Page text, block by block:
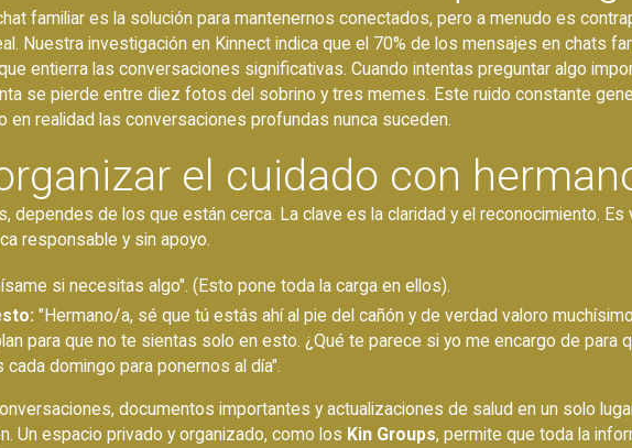
familiar es la solución para mantenernos conectados, pero a menudo es
Nuestra investigación en Kinnect indica que el 70% de los mensajes en chats
entierra las conversaciones significativas. Cuando intentas preguntar algo
se pierde entre diez fotos del sobrino y tres memes. Este ruido constante
en realidad las conversaciones profundas nunca suceden.
el cuidado con
dependes de los que están cerca. La clave es la claridad y el reconocimiento.
responsable y sin apoyo.
si necesitas algo". (Esto pone toda la carga en ellos).
"Hermano/a, sé que tú estás ahí al pie del cañón y de verdad valoro
para que no te sientas solo en esto. ¿Qué te parece si yo me encargo de para
domingo para ponernos al día".
documentos importantes y actualizaciones de salud en un solo
Un espacio privado y organizado, como los Kin Groups, permite que toda la